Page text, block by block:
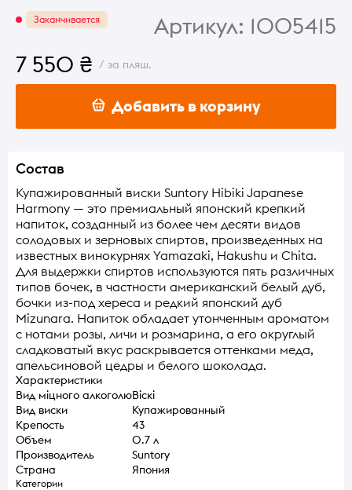
Заканчивается Артикул: 1005415
7 550 ₴ / за пляш.
Добавить в корзину
Состав
Купажированный виски Suntory Hibiki Japanese
Harmony — это премиальный японский крепкий
напиток, созданный из более чем десяти видов
солодовых и зерновых спиртов, произведенных на
известных винокурнях Yamazaki, Hakushu и Chita.
Для выдержки спиртов используются пять различных
типов бочек, в частности американский белый дуб,
бочки из-под хереса и редкий японский дуб
Mizunara. Напиток обладает утонченным ароматом
с нотами розы, личи и розмарина, а его округлый
сладковатый вкус раскрывается оттенками меда,
апельсиновой цедры и белого шоколада.
Характеристики
Вид міцного алкоголюВіскі
Вид виски
Купажированный
Крепость
43
Объем
0.7 л
Производитель
Suntory
Страна
Япония
Категории